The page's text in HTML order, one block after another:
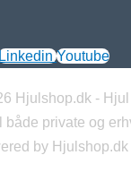
Youtube
Hjulshop.dk -
private og
by Hjulshop.dk